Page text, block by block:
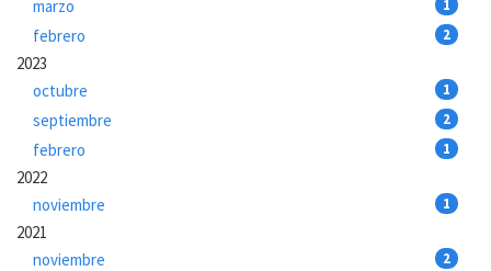
marzo
1
febrero 2
2023
octubre
1
septiembre 2
febrero 1
2022
noviembre
1
2021
noviembre
2